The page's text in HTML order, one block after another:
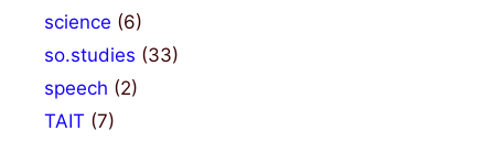
science (6)
so.studies (33)
speech (2)
TAIT (7)